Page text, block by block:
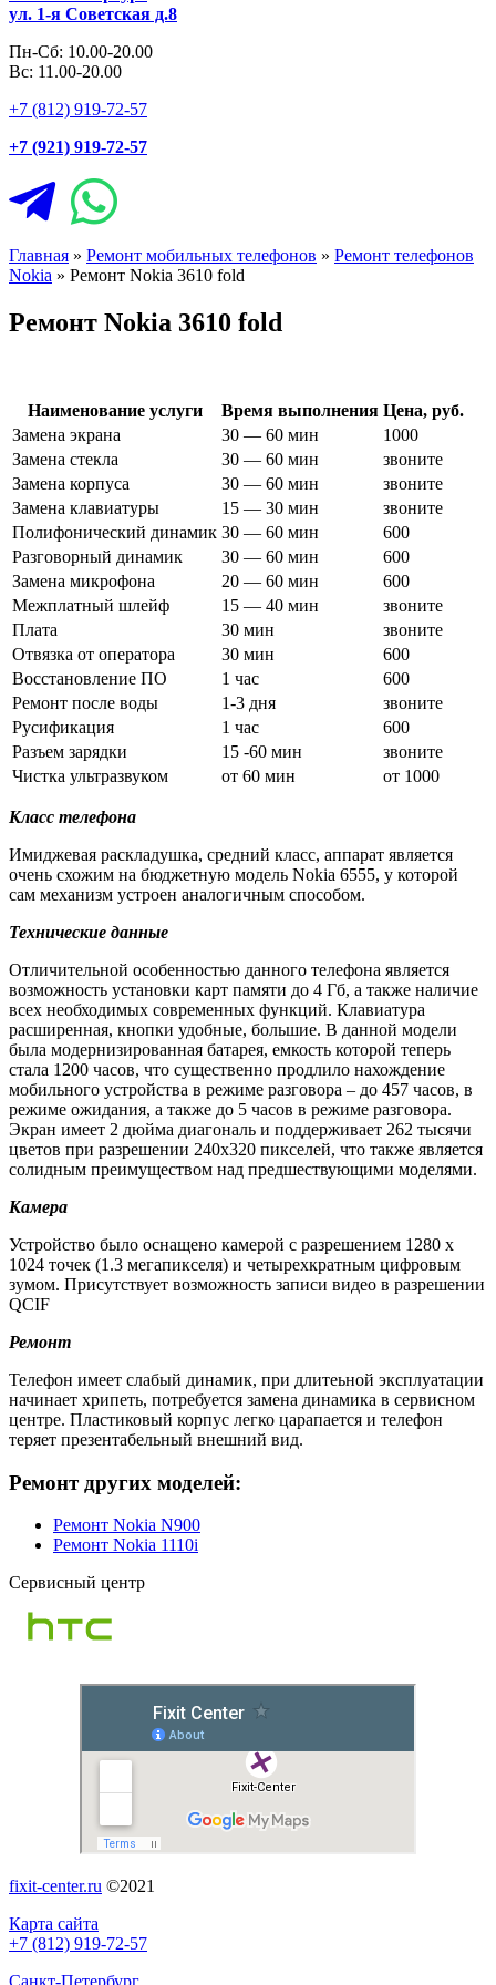
ул. 1-я Советская д.8
Пн-Сб: 10.00-20.00
Вс: 11.00-20.00
+7 (812) 919-72-57
+7 (921) 919-72-57
Главная » Ремонт мобильных телефонов » Ремонт телефонов
Nokia » Ремонт Nokia 3610 fold
Ремонт Nokia 3610 fold
Наименование услуги Время выполнения Цена, руб.
Замена экрана
30 — 60 мин
1000
Замена стекла
30 — 60 мин
звоните
Замена корпуса
30 — 60 мин
звоните
Замена клавиатуры
15 — 30 мин
звоните
Полифонический динамик 30 — 60 мин
600
Разговорный динамик
30 — 60 мин
600
Замена микрофона
20 — 60 мин
600
Межплатный шлейф
15 — 40 мин
звоните
Плата
30 мин
звоните
Отвязка от оператора
30 мин
600
Восстановление ПО
1 час
600
Ремонт после воды
1-3 дня
звоните
Русификация
1 час
600
Разъем зарядки
15 -60 мин
звоните
Чистка ультразвуком
от 60 мин от 1000
Класс телефона
Имиджевая раскладушка, средний класс, аппарат является
очень схожим на бюджетную модель Nokia 6555, у которой
сам механизм устроен аналогичным способом.
Технические данные
Отличительной особенностью данного телефона является
возможность установки карт памяти до 4 Гб, а также наличие
всех необходимых современных функций. Клавиатура
расширенная, кнопки удобные, большие. В данной модели
была модернизированная батарея, емкость которой теперь
стала 1200 часов, что существенно продлило нахождение
мобильного устройства в режиме разговора – до 457 часов, в
режиме ожидания, а также до 5 часов в режиме разговора.
Экран имеет 2 дюйма диагональ и поддерживает 262 тысячи
цветов при разрешении 240х320 пикселей, что также является
солидным преимуществом над предшествующими моделями.
Камера
Устройство было оснащено камерой с разрешением 1280 x
1024 точек (1.3 мегапикселя) и четырехкратным цифровым
зумом. Присутствует возможность записи видео в разрешении
QCIF
Ремонт
Телефон имеет слабый динамик, при длитеьной эксплуатации
начинает хрипеть, потребуется замена динамика в сервисном
центре. Пластиковый корпус легко царапается и телефон
теряет презентабельный внешний вид.
Ремонт других моделей:
Ремонт Nokia N900
Ремонт Nokia 1110i
Сервисный центр
fixit-center.ru ©2021
Карта сайта
+7 (812) 919-72-57